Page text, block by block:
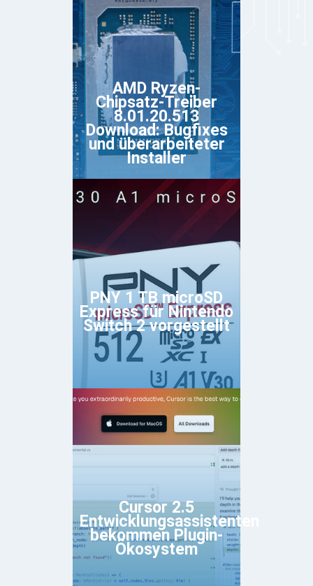
AMD Ryzen-
Chipsatz-Treiber
8.01.20.513
Download: Bugfixes
und überarbeiteter
Installer
PNY 1 TB microSD
Express für Nintendo
Switch 2 vorgestellt
Cursor 2.5
Entwicklungsassistenten
bekommen Plugin-
Ökosystem